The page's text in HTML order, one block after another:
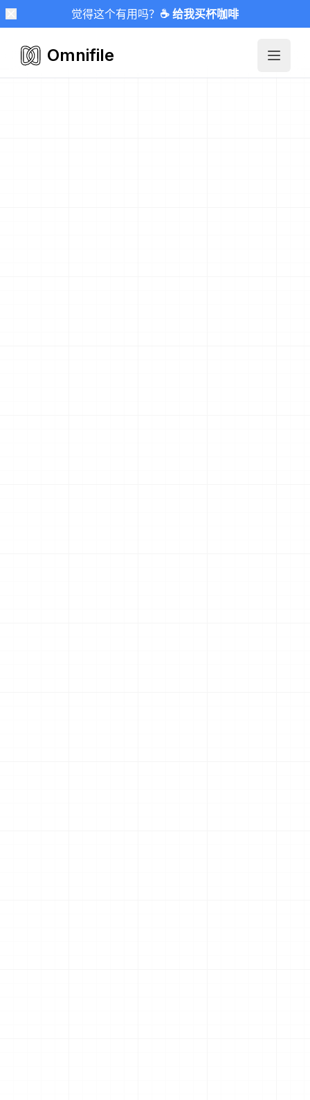
觉得这个有用吗？ ☕ 给我买杯咖啡
Omnifile